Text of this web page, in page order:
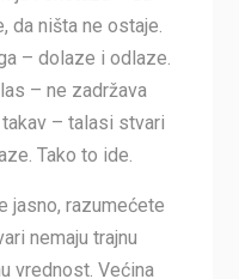
da ništa ne ostaje.
– dolaze i odlaze.
– ne zadržava
– talasi stvari
Tako to ide.
jasno, razumećete
nemaju trajnu
vrednost. Većina